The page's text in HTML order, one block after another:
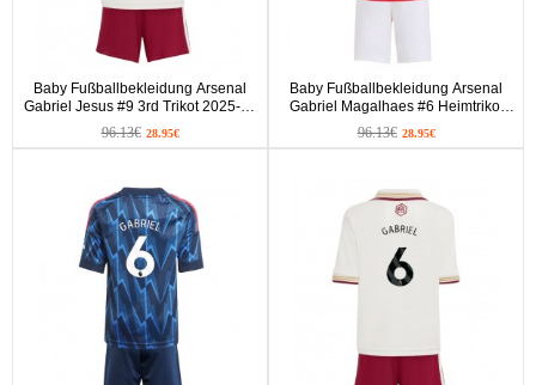
Baby Fußballbekleidung Arsenal
Gabriel Jesus #9 3rd Trikot 2025-26
Kurzarm (+ kurze hosen)
96.13€ 28.95€
Baby Fußballbekleidung Arsenal
Gabriel Magalhaes #6 Heimtrikot
2025-26 Kurzarm (+ kurze hosen)
96.13€ 28.95€